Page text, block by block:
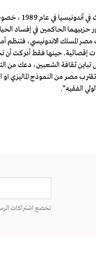
* كان رأيي في
حزبيهما الحاكمين في إفساد
المسلك الاندونيسي، فتنظم
حينها فقط أدركت أن
ثقافة الشعبين، دعك من
في إندونيسيا). كم نتمنى أن تقترب مصر من
الفقيه".
تخضع اشتراكات